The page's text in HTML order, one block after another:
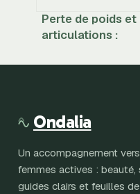
Perte de poids et
articulations :
10 % de masse
Ondalia
Un accompagnement
femmes actives : beauté,
guides clairs et feuilles